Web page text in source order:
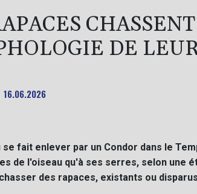
DE
16.06.2026
se fait enlever par un Condor dans le
de l'oiseau qu'à ses serres, selon une
des rapaces, existants ou